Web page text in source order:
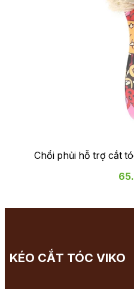
Chổi phủi hỗ trợ cắt
KÉO CẮT TÓC VIKO